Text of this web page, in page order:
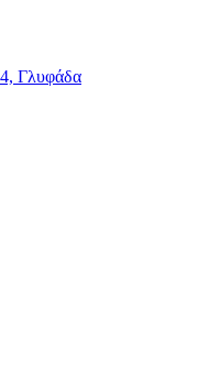
Γλυφάδα